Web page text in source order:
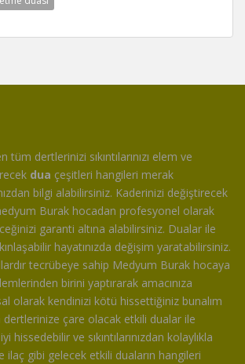
tüm dertlerinizi sıkıntılarınızı elem ve
dua çeşitleri hangileri merak
bilgi alabilirsiniz. Kaderinizi değiştirecek
Burak hocadan profesyonel olarak
garanti altına alabilirsiniz. Dualar ile
hayatınızda değişim yaratabilirsiniz.
tecrübeye sahip Medyum Burak hocaya
birini yaptırarak amacınıza
olarak kendinizi kötü hissettiğiniz bunalım
dertlerinize çare olacak etkili dualar ile
hissedebilir ve sıkıntılarınızdan kolaylıkla
ilaç gibi gelecek etkili duaların hangileri